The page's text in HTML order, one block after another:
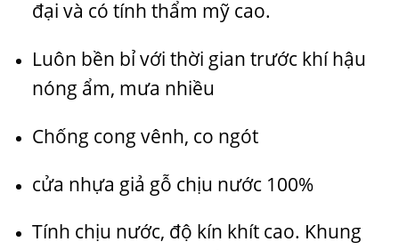
đại và có tính thẩm mỹ cao.
Luôn bền bỉ với thời gian trước khí hậu
nóng ẩm, mưa nhiều
Chống cong vênh, co ngót
cửa nhựa giả gỗ chịu nước 100%
Tính chịu nước, độ kín khít cao. Khung